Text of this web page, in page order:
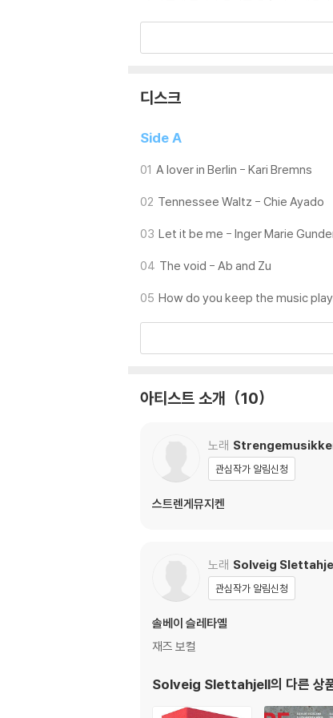
1) 열을 가하여 제작하는 바이닐 공정 특
2) 재생 음역의 왜곡을 최소화 하고 반복
는 전용 제품 등을 이용하여 센터 홀을 조
3) 디스크에 미세한 잔 흠집이 남아있거
아래에 해당하는 경우는 불량이 아니므로
1) 컬러 디스크는 웹 이미지와 실제 색상이
2) 컬러 디스크의 특성상 제작 공정시 앨
3) 컬러 디스크는 제작 과정에서 다른 색
※ 반품/교환 안내
1) 불량으로 인한 반품/교환 요청 시에는
관련 사진과 동영상 및 재생 기기 모델명
디스크
Side A
01 A lover in Berlin - Kari Bremns
02 Tennessee Waltz - Chie Ayado
03 Let it be me - Inger Marie
04 The void - Ab and Zu
05 How do you keep the music
아티스트 소개 10
노래
관심작가 알림신청
스트렌게뮤지켄
노래 Solveig
관심작가 알림신청
솔베이 슬레타옐
재즈 보컬
Solveig Slettahjell의 다른 상